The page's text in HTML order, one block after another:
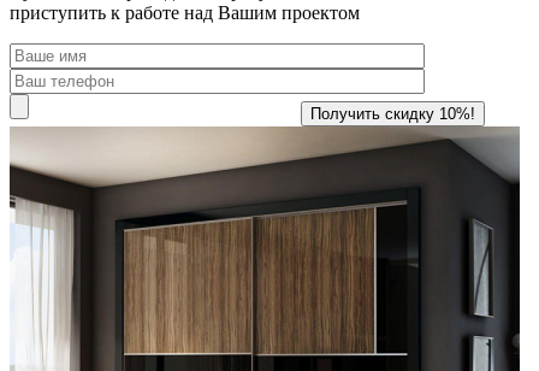
приступить к работе над Вашим проектом